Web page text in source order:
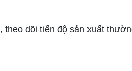
dõi tiến độ sản xuất